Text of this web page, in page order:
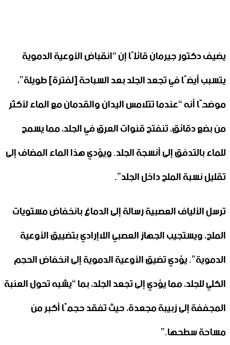
يضيف دكتور جيرمان قائلًا إن “انقباض الأوعية الدموية
يتسبب أيضًا في تجعد الجلد بعد السباحة [لفترة] طويلة”،
موضحًا أنه “عندما تتلامس اليدان والقدمان مع الماء لأكثر
من بضع دقائق، تنفتح قنوات العرق في الجلد، مما يسمح
للماء بالتدفق إلى أنسجة الجلد. ويؤدي هذا الماء المضاف إلى
تقليل نسبة الملح داخل الجلد”.
ترسل الألياف العصبية رسالة إلى الدماغ بانخفاض مستويات
الملح، ويستجيب الجهاز العصبي اللاإرادي بتضييق الأوعية
الدموية”. يؤدي تضيق الأوعية الدموية إلى انخفاض الحجم
الكلي للجلد، مما يؤدي إلى تجعد الجلد، بما “يشبه تحول العنبة
المجففة إلى زبيبة مجعدة، حيث تفقد حجمًا أكبر من
مساحة سطحها.”